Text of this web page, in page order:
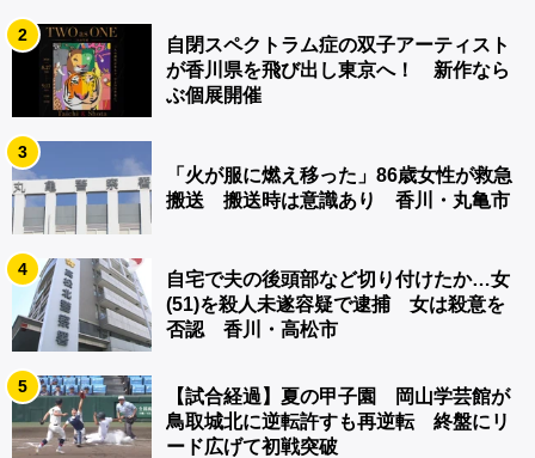
2
自閉スペクトラム症の双子アーティスト
が香川県を飛び出し東京へ！ 新作なら
ぶ個展開催
3
「火が服に燃え移った」86歳女性が救急
搬送 搬送時は意識あり 香川・丸亀市
4
自宅で夫の後頭部など切り付けたか…女
(51)を殺人未遂容疑で逮捕 女は殺意を
否認 香川・高松市
5
【試合経過】夏の甲子園 岡山学芸館が
鳥取城北に逆転許すも再逆転 終盤にリ
ード広げて初戦突破